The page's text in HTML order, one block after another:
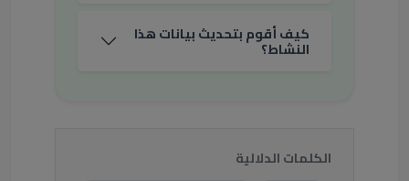
كيف أقوم بتحديث بيانات هذا
النشاط؟
الكلمات الدلالية